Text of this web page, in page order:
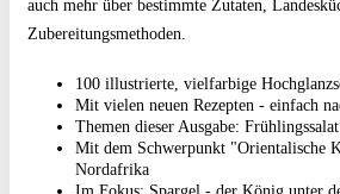
auch mehr über bestimmte Zutaten,
Zubereitungsmethoden.
100 illustrierte, vielfarbige
Mit vielen neuen Rezepten - einfach
Themen dieser Ausgabe:
Mit dem Schwerpunkt "Orientalische
Nordafrika